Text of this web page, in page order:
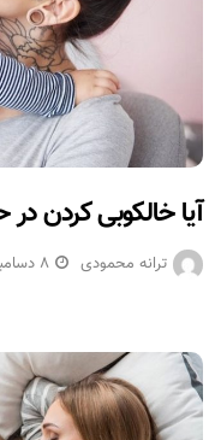
آیا خالکوبی کردن
ترانه محمودی 8 دسامبر 2021